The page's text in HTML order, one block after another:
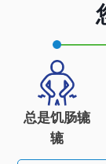
总是饥肠辘
辘